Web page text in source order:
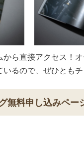
ら直接アクセス！
るので、ぜひともチ
無料申し込みペー